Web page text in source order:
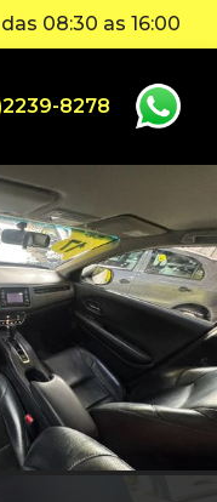
08:30 as 16:00
8278